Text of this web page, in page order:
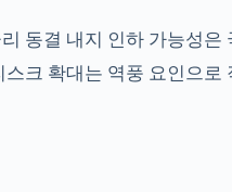
동결 내지 인하 가능성
크 확대는 역풍 요인으